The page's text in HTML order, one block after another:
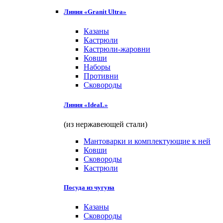
Линия «Granit Ultra»
Казаны
Кастрюли
Кастрюли-жаровни
Ковши
Наборы
Противни
Сковороды
Линия «IdeaL»
(из нержавеющей стали)
Мантоварки и комплектующие к ней
Ковши
Сковороды
Кастрюли
Посуда из чугуна
Казаны
Сковороды